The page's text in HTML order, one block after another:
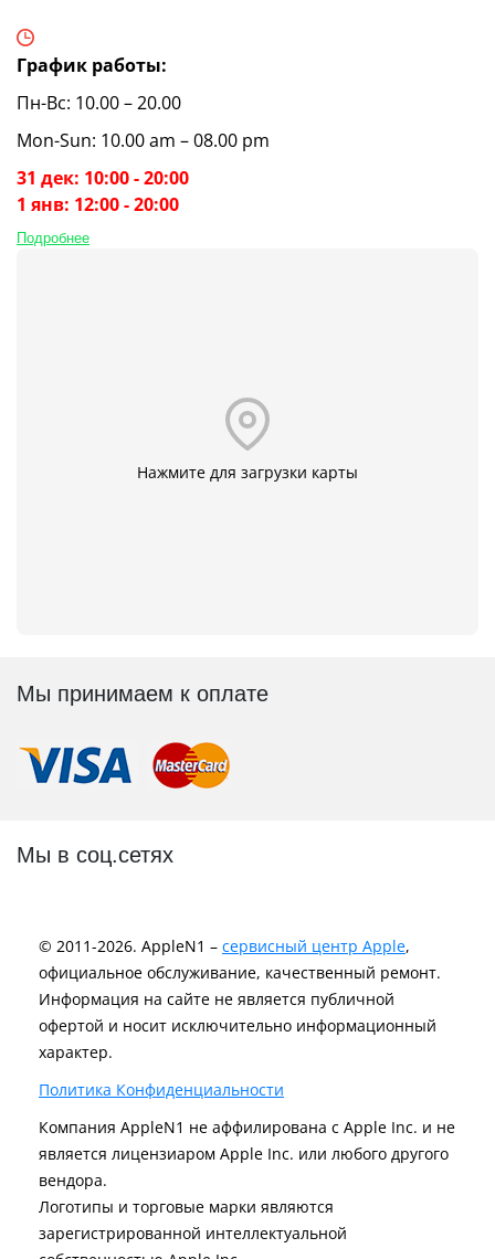
График работы:
Пн-Вс: 10.00 – 20.00
Mon-Sun: 10.00 am – 08.00 pm
31 дек: 10:00 - 20:00
1 янв: 12:00 - 20:00
Подробнее
Нажмите для загрузки карты
Мы принимаем к оплате
Мы в соц.сетях
© 2011-2026. AppleN1 – сервисный центр Apple,
официальное обслуживание, качественный ремонт.
Информация на сайте не является публичной
офертой и носит исключительно информационный
характер.
Политика Конфиденциальности
Компания AppleN1 не аффилирована c Apple Inc. и не
является лицензиаром Apple Inc. или любого другого
вендора.
Логотипы и торговые марки являются
зарегистрированной интеллектуальной